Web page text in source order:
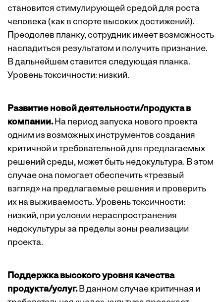
становится стимулирующей средой для роста
человека (как в спорте высоких достижений).
Преодолев планку, сотрудник имеет возможность
насладиться результатом и получить признание.
В дальнейшем ставится следующая планка.
Уровень токсичности: низкий.
Развитие новой деятельности/продукта в
компании. На период запуска нового проекта
одним из возможных инструментов создания
критичной и требовательной для предлагаемых
решений среды, может быть недокультура. В этом
случае она помогает обеспечить «трезвый
взгляд» на предлагаемые решения и проверить
их на выживаемость. Уровень токсичности:
низкий, при условии нераспространения
недокультуры за пределы зоны реализации
проекта.
Поддержка высокого уровня качества
продукта/услуг.В данном случае критичная и